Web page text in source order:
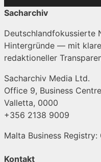
Sacharchiv
Deutschlandfokussierte
Hintergründe — mit
redaktioneller
Sacharchiv Media Ltd.
Office 9, Business Centre
Valletta, 0000
+356 2138 9009
Malta Business
Kontakt